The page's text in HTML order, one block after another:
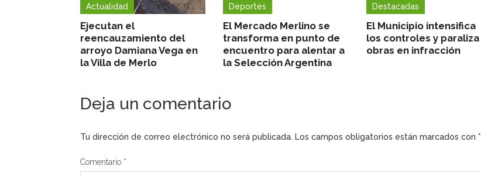
Actualidad
Ejecutan el
reencauzamiento del
arroyo Damiana Vega en
la Villa de Merlo
Deportes
El Mercado Merlino se
transforma en punto de
encuentro para alentar a
la Selección Argentina
Destacadas
El Municipio intensifica
los controles y paraliza
obras en infracción
Deja un comentario
Tu dirección de correo electrónico no será publicada. Los campos obligatorios están marcados con *
Comentario *